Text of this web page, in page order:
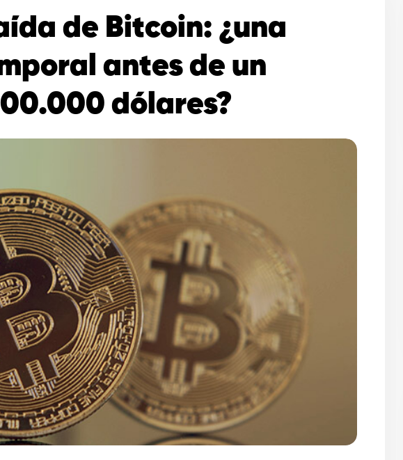
de Bitcoin: ¿una
antes de un
dólares?